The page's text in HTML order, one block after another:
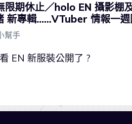
限期休止／holo EN 攝影棚
新專輯……VTuber 情報一週
幫手
EN 新服裝公開了 ?